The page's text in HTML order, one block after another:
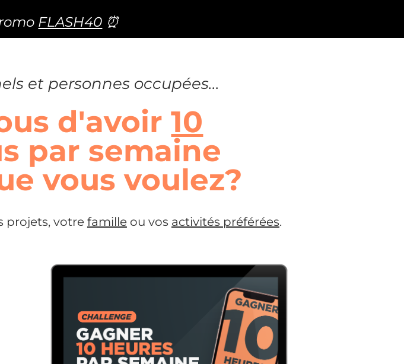
FLASH40 ⏰
et personnes occupées...
d'avoir10
par semaine
vous voulez?
projets, votre familleou vos activités préférées.